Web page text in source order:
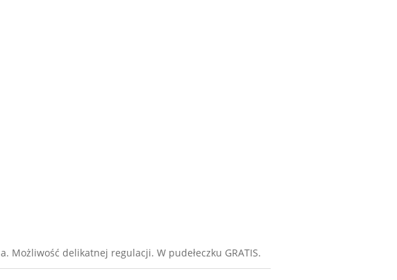
Możliwość delikatnej regulacji. W pudełeczku GRATIS.